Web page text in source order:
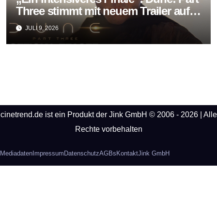
Three stimmt mit neuem Trailer auf
das große Ende der Saga ein
JULI 9, 2026
cinetrend.de ist ein Produkt der Jink GmbH © 2006 - 2026 | Alle
Rechte vorbehalten
Mediadaten Impressum DatenschutzAGBs KontaktJink GmbH